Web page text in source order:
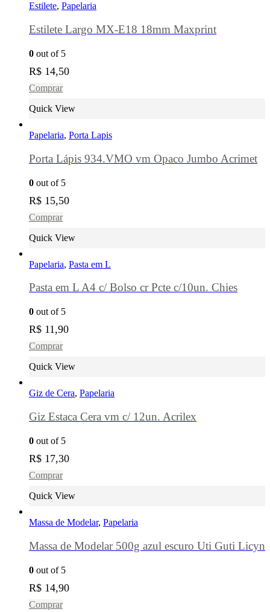
Estilete, Papelaria
Estilete Largo MX-E18 18mm Maxprint
0 out of 5
R$ 14,50
Comprar
Quick View
Papelaria, Porta Lapis
Porta Lápis 934.VMO vm Opaco Jumbo Acrimet
0 out of 5
R$ 15,50
Comprar
Quick View
Papelaria, Pasta em L
Pasta em L A4 c/ Bolso cr Pcte c/10un. Chies
0 out of 5
R$ 11,90
Comprar
Quick View
Giz de Cera, Papelaria
Giz Estaca Cera vm c/ 12un. Acrilex
0 out of 5
R$ 17,30
Comprar
Quick View
Massa de Modelar, Papelaria
Massa de Modelar 500g azul escuro Uti Guti Licyn
0 out of 5
R$ 14,90
Comprar